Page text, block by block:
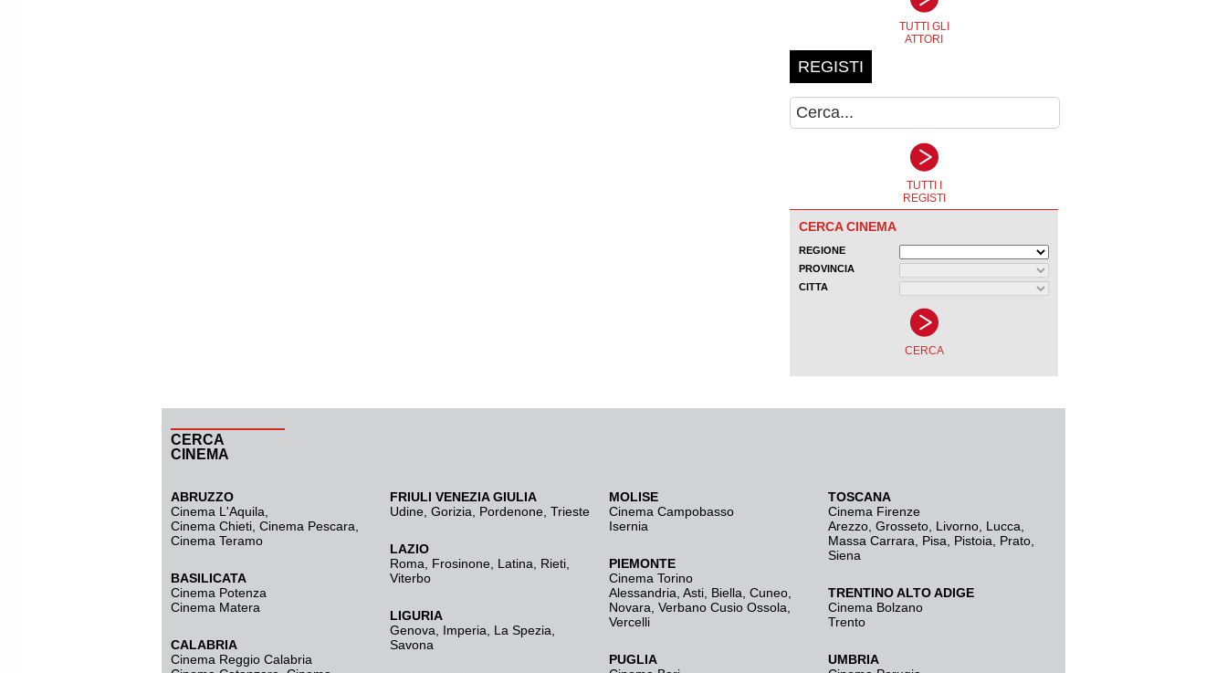
CERCA
CINEMA
ABRUZZO
Cinema L'Aquila
Cinema Chieti, Cinema Pescara,
Cinema Teramo
BASILICATA
Cinema Potenza
Cinema Matera
CALABRIA
Cinema Reggio Calabria
FRIULI VENEZIA GIULIA
Udine Gorizia Pordenone Trieste
LAZIO
Roma
Frosinone Latina Rieti
Viterbo
LIGURIA
Genova
Imperia La Spezia
Savona
MOLISE
Cinema Campobasso
Isernia
PIEMONTE
Cinema Torino
Alessandria Asti Biella Cuneo
Novara Verbano Cusio Ossola
Vercelli
PUGLIA
TOSCANA
Cinema Firenze
Arezzo Grosseto Livorno Lucca
Massa Carrara
Pisa Pistoia Prato
Siena
TRENTINO ALTO ADIGE
Cinema Bolzano
Trento
UMBRIA